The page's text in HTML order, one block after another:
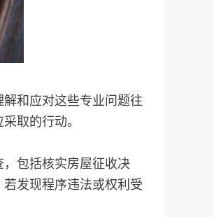
和应对这些专业问题往
取的行动。
包括核实房屋征收决
发现程序违法或权利受